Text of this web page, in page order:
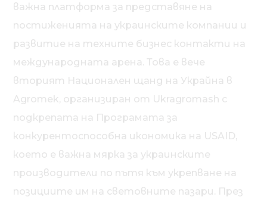
важна платформа за представяне на
постиженията на украинските компании и
развитие на техните бизнес контакти на
международната арена. Това е вече
вторият Национален щанд на Украйна в
Agromek, организиран от Ukragromash с
подкрепата на Програмата за
конкурентоспособна икономика на USAID,
което е важна мярка за украинските
производители по пътя към укрепване на
позициите им на световните пазари. През